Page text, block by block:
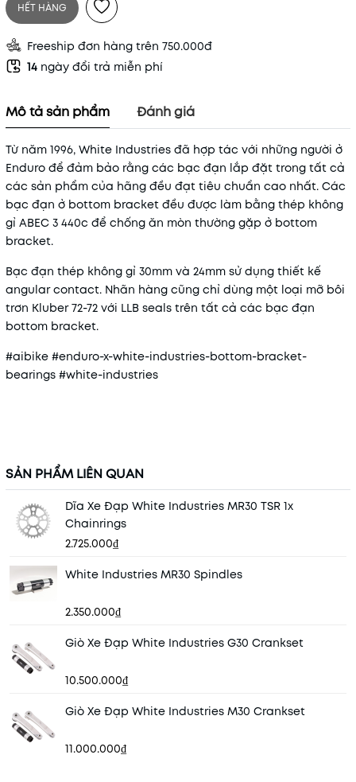
HẾT HÀNG
Freeship đơn hàng trên 750.000đ
14 ngày đổi trả miễn phí
Mô tả sản phẩm Đánh giá
Từ năm 1996, White Industries đã hợp tác với những người ở
Enduro để đảm bảo rằng các bạc đạn lắp đặt trong tất cả
các sản phẩm của hãng đều đạt tiêu chuẩn cao nhất. Các
bạc đạn ở bottom bracket đều được làm bằng thép không
gỉ ABEC 3 440c để chống ăn mòn thường gặp ở bottom
bracket.
Bạc đạn thép không gỉ 30mm và 24mm sử dụng thiết kế
angular contact. Nhãn hàng cũng chỉ dùng một loại mỡ bôi
trơn Kluber 72-72 với LLB seals trên tất cả các bạc đạn
bottom bracket.
#aibike #enduro-x-white-industries-bottom-bracket-
bearings #white-industries
SẢN PHẨM LIÊN QUAN
Dĩa Xe Đạp White Industries MR30 TSR 1x
Chainrings
2.725.000₫
White Industries MR30 Spindles
2.350.000₫
Giò Xe Đạp White Industries G30 Crankset
10.500.000₫
Giò Xe Đạp White Industries M30 Crankset
11.000.000₫